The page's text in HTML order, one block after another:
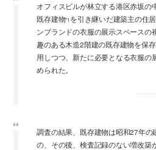
オフィスビルが林立する港区赤坂の
既存建物*1 を引き継いだ建築主の住
ンブランドの衣服の展示スペースの
趣のある木造2階建の既存建物を保
用しつつ、新たに必要となる衣服の
められた。
調査の結果、既存建物は昭和27年
の、その後、検査記録のない増改築